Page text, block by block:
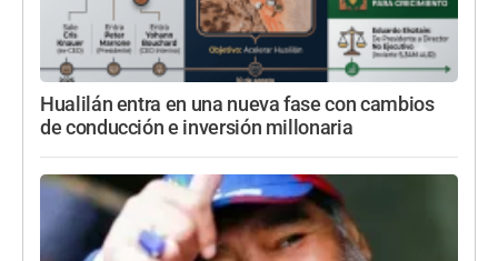
Hualilán entra en una nueva fase con cambios
de conducción e inversión millonaria